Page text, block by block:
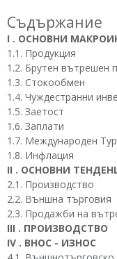
Съдържание
I . ОСНОВНИ
1.1. Продукция
1.2. Брутен вътрешен
1.3. Стокообмен
1.4. Чуждестранни
1.5. Заетост
1.6. Заплати
1.7. Международен
1.8. Инфлация
II . ОСНОВНИ
2.1. Производство
2.2. Външна търговия
2.3. Продажби на
III . ПРОИЗВОДСТВО
IV . ВНОС - ИЗНОС